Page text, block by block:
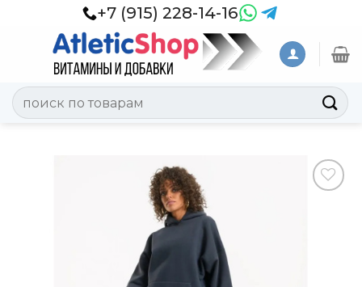
+7 (915) 228-14-16
Искать: